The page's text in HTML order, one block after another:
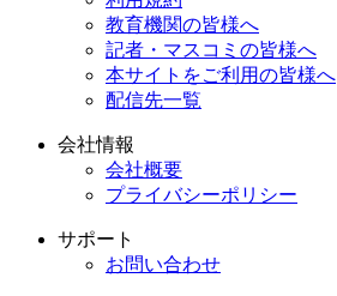
教育機関の皆様へ
記者・マスコミの皆様へ
本サイトをご利用の皆様へ
配信先一覧
会社情報
会社概要
プライバシーポリシー
サポート
お問い合わせ